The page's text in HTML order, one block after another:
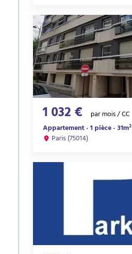
1 032 €
par mois / CC
Appartement · 1 pièce · 31m²
Paris (75014)